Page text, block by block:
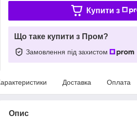
Купити з
Що таке купити з Пром?
Замовлення під захистом
Доставка Оплата
Опис